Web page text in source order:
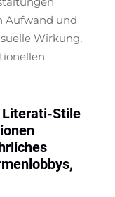
Aufwand und
Wirkung,
Literati-Stile